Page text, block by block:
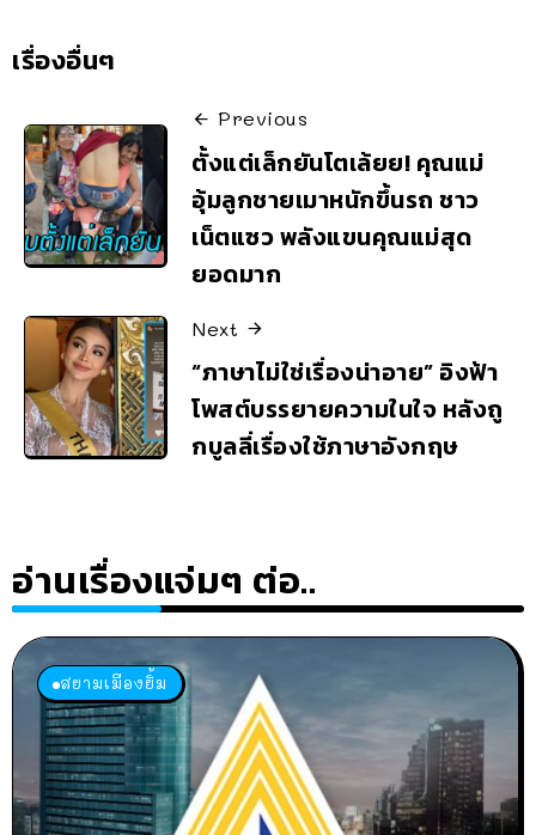
เรื่องอื่นๆ
Previous
ตั้งแต่เล็กยันโตเล้ยย! คุณแม่
อุ้มลูกชายเมาหนักขึ้นรถ ชาว
เน็ตแซว พลังแขนคุณแม่สุด
ยอดมาก
Next
“ภาษาไม่ใช่เรื่องน่าอาย” อิงฟ้า
โพสต์บรรยายความในใจ หลังถู
กบูลลี่เรื่องใช้ภาษาอังกฤษ
อ่านเรื่องแจ่มๆ ต่อ..
สยามเมืองยิ้ม